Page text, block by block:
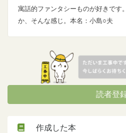
寓話的ファンタシーものが好きです
か、そんな感じ。本名：小島○夫
読者登
作成した本